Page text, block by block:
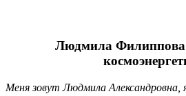
Людмила
Меня зовут Людмила Александровна,